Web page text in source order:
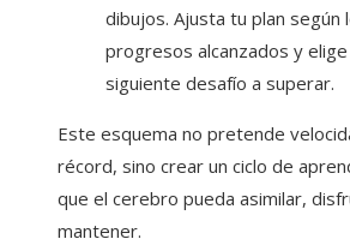
dibujos. Ajusta tu plan según
progresos alcanzados y
siguiente desafío a superar.
Este esquema no pretende
récord, sino crear un ciclo de
que el cerebro pueda asimilar,
mantener.